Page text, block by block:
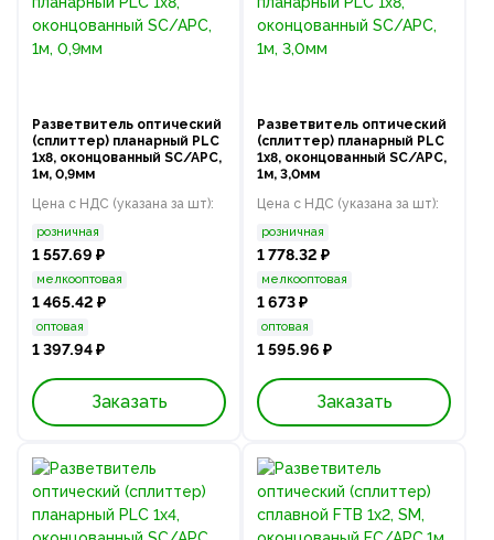
Разветвитель оптический
(сплиттер) планарный PLC
1х8, оконцованный SC/APC,
1м, 0,9мм
Цена с НДС (указана за шт):
розничная
1 557.69 ₽
мелкооптовая
1 465.42 ₽
оптовая
1 397.94 ₽
Заказать
Разветвитель оптический
(сплиттер) планарный PLC
1х8, оконцованный SC/APC,
1м, 3,0мм
Цена с НДС (указана за шт):
розничная
1 778.32 ₽
мелкооптовая
1 673 ₽
оптовая
1 595.96 ₽
Заказать